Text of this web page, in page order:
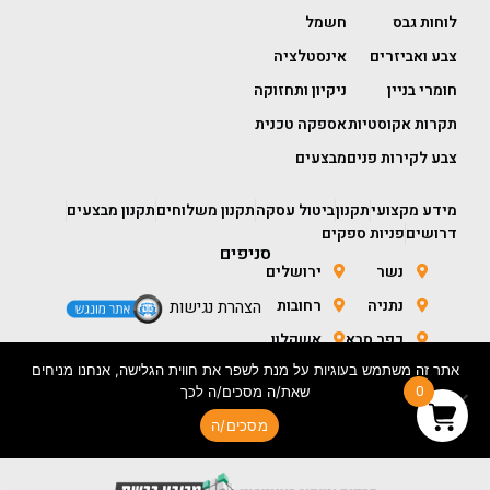
לוחות גבס
צבע ואביזרים
חומרי בניין
תקרות אקוסטיות
צבע לקירות פנים
חשמל
אינסטלציה
ניקיון ותחזוקה
אספקה טכנית
מבצעים
מידע מקצועיתקנוןביטול עסקהתקנון משלוחיםתקנון מבצעים
דרושיםפניות ספקים
סניפים
נשר
נתניה
כפר סבא
חולון
ירושלים
רחובות
אשקלון
באר שבע
הצהרת נגישות
0
אתר זה משתמש בעוגיות על מנת לשפר את חווית הגלישה, אנחנו מניחים
שאת/ה מסכים/ה לכך
מסכים/ה